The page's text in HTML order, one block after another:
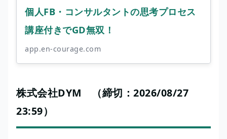
個人FB・コンサルタントの思考プロセス
講座付きでGD無双！
app.en-courage.com
株式会社DYM （締切：2026/08/27
23:59）